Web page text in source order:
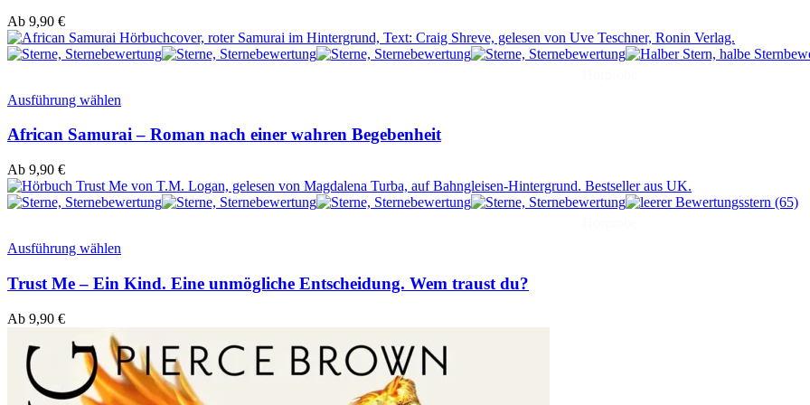
Ab 9,90 €
Ausführung wählen
African Samurai – Roman nach einer wahren Begebenheit
Ab 9,90 €
(65)
Ausführung wählen
Trust Me – Ein Kind. Eine unmögliche Entscheidung. Wem traust du?
Ab 9,90 €